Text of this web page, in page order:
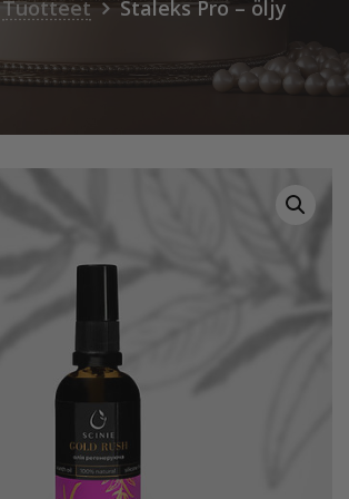
Tuotteet Staleks Pro – öljy